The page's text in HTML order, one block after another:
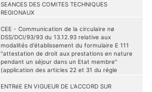
SEANCES DES COMITES TECHNIQUES
REGIONAUX
CEE - Communication de la circulaire nø
DSS/DCI/93/93 du 13.12.93 relative aux
modalités d'établissement du formulaire E 111
"attestation de droit aux prestations en nature
pendant un séjour dans un Etat membre"
(application des articles 22 et 31 du régle
ENTRéE EN VIGUEUR DE L'ACCORD SUR